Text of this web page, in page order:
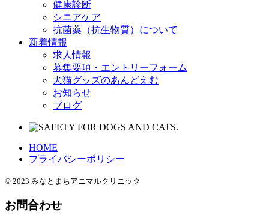
健康診断
シニアケア
抗菌薬（抗生物質）について
新着情報
求人情報
募集要項・エントリーフォーム
犬猫グッズのあんどえむ
お知らせ
ブログ
HOME
プライバシーポリシー
© 2023 みなとまちアニマルクリニック
お問合わせ